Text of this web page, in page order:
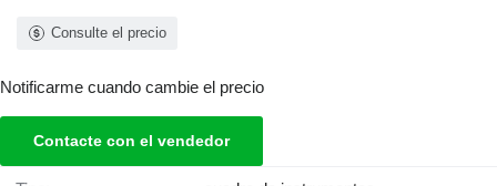
Consulte el precio
Notificarme cuando cambie el precio
Contacte con el vendedor